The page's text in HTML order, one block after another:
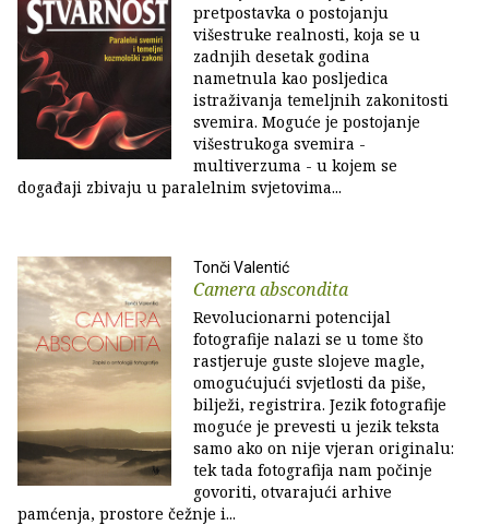
pretpostavka o postojanju
višestruke realnosti, koja se u
zadnjih desetak godina
nametnula kao posljedica
istraživanja temeljnih zakonitosti
svemira. Moguće je postojanje
višestrukoga svemira -
multiverzuma - u kojem se
događaji zbivaju u paralelnim svjetovima...
Tonči Valentić
Camera abscondita
Revolucionarni potencijal
fotografije nalazi se u tome što
rastjeruje guste slojeve magle,
omogućujući svjetlosti da piše,
bilježi, registrira. Jezik fotografije
moguće je prevesti u jezik teksta
samo ako on nije vjeran originalu:
tek tada fotografija nam počinje
govoriti, otvarajući arhive
pamćenja, prostore čežnje i...